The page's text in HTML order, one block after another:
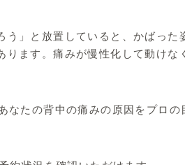
う」と放置していると、かばった
ます。痛みが慢性化して動けな
なたの背中の痛みの原因をプロの